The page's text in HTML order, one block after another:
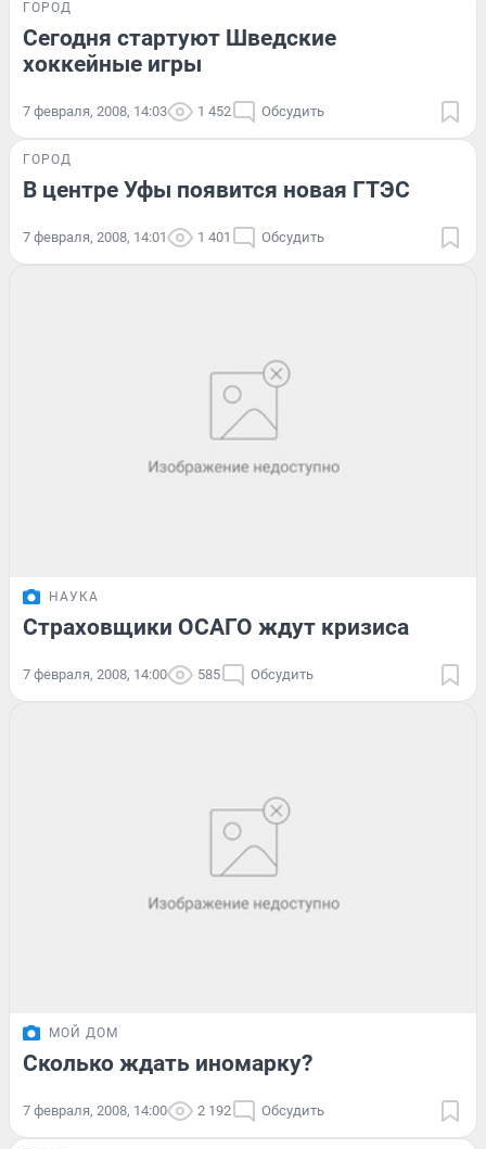
ГОРОД
Сегодня стартуют Шведские
хоккейные игры
7 февраля, 2008, 14:03 1 452 Обсудить
ГОРОД
В центре Уфы появится новая ГТЭС
7 февраля, 2008, 14:01 1 401 Обсудить
НАУКА
Страховщики ОСАГО ждут кризиса
7 февраля, 2008, 14:00 585 Обсудить
МОЙ ДОМ
Сколько ждать иномарку?
7 февраля, 2008, 14:00 2 192 Обсудить